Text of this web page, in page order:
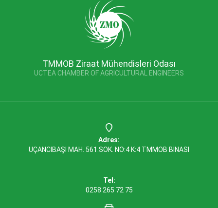
TMMOB Ziraat Mühendisleri Odası
UCTEA CHAMBER OF AGRICULTURAL ENGINEERS
Adres:
UÇANCIBAŞI MAH. 561.SOK. NO:4 K:4 TMMOB BİNASI
Tel:
0258 265 72 75